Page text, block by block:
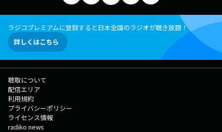
ラジコプレミアムに登録すると日本全国のラジオが聴き放題！
詳しくはこちら
聴取について
配信エリア
利用規約
プライバシーポリシー
ライセンス情報
radiko news